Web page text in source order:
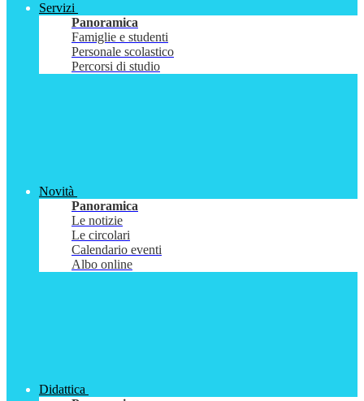
Servizi
Panoramica
Famiglie e studenti
Personale scolastico
Percorsi di studio
Novità
Panoramica
Le notizie
Le circolari
Calendario eventi
Albo online
Didattica